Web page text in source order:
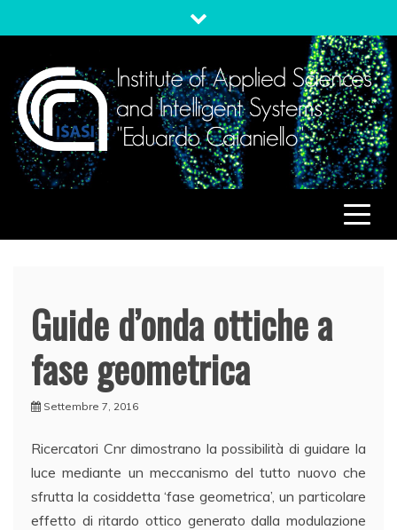
to
ISASIInstitute of Applied Sciences and Intelligent Systems
"Eduardo Caianiello"
Guide d’onda ottiche a
fase geometrica
Settembre 7, 2016
Ricercatori Cnr dimostrano la possibilità di guidare la
luce mediante un meccanismo del tutto nuovo che
sfrutta la cosiddetta ‘fase geometrica’, un particolare
effetto di ritardo ottico generato dalla modulazione